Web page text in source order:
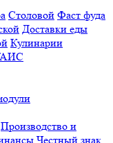
Столовой Фаст фуда
Доставки еды
Кулинарии
Производство и
Честный знак